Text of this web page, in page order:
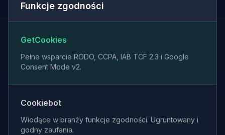
Funkcje zgodności
GetCookies
Pełne wsparcie RODO, CCPA, IAB TCF 2.3 i Google
Consent Mode v2.
Cookiebot
Wiodące w branży funkcje zgodności. Ugruntowany i
godny zaufania.